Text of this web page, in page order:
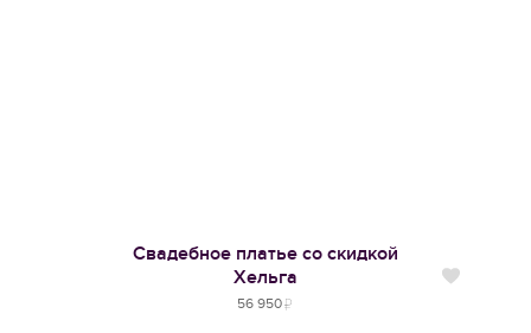
Свадебное платье со скидкой
Хельга
56 950